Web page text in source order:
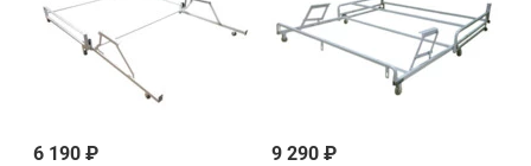
6 190 ₽ 9 290 ₽